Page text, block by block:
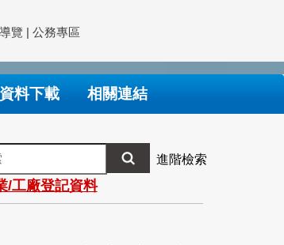
覽 | 公務專區
資料下載 相關連結
進階檢索
/工廠登記資料